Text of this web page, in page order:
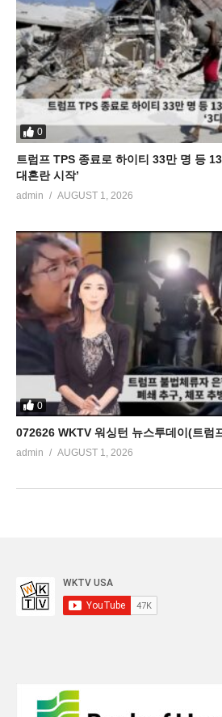
0
트럼프 TPS 종료로 하이티 33만 명 등
대혼란 시작’
admin AUGUST 1, 2026
0
072626 WKTV 워싱턴 뉴스투데이(트럼
admin AUGUST 1, 2026